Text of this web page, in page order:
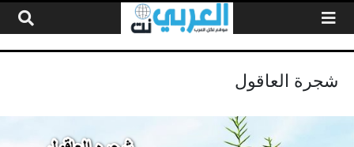
شجرة العاقول